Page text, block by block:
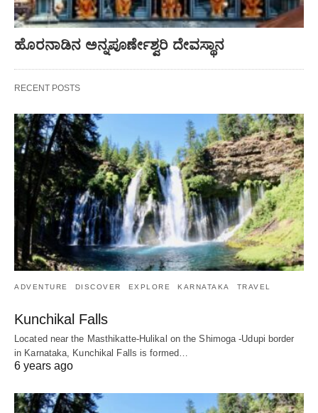
ಹೊರನಾಡಿನ ಅನ್ನಪೂರ್ಣೇಶ್ವರಿ ದೇವಸ್ಥಾನ
RECENT POSTS
ADVENTURE DISCOVER EXPLORE KARNATAKA TRAVEL
Kunchikal Falls
Located near the Masthikatte-Hulikal on the Shimoga -Udupi border
in Karnataka, Kunchikal Falls is formed…
6 years ago